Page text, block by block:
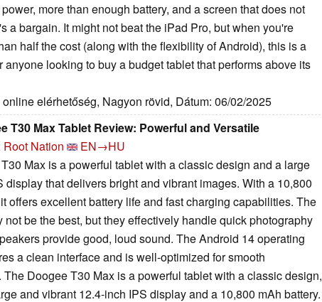
more than enough battery, and a screen that does not
a bargain. It might not beat the iPad Pro, but when you're
half the cost (along with the flexibility of Android), this is a
anyone looking to buy a budget tablet that performs above its
elérhetőség, Nagyon rövid, Dátum: 06/02/2025
T30 Max Tablet Review: Powerful and Versatile
Root Nation
EN→HU
Max is a powerful tablet with a classic design and a large
display that delivers bright and vibrant images. With a 10,800
offers excellent battery life and fast charging capabilities. The
not be the best, but they effectively handle quick photography
provide good, loud sound. The Android 14 operating
a clean interface and is well-optimized for smooth
The Doogee T30 Max is a powerful tablet with a classic design,
and vibrant 12.4-inch IPS display and a 10,800 mAh battery.